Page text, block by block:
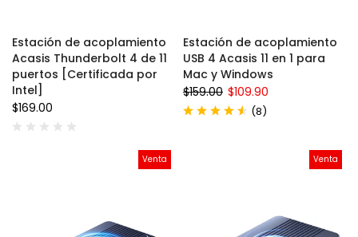
Estación de acoplamiento
Acasis Thunderbolt 4 de 11
puertos [Certificada por
Intel]
$169.00
Estación de acoplamiento
USB 4 Acasis 11 en 1 para
Mac y Windows
$159.00 $109.90
(8)
Venta Venta